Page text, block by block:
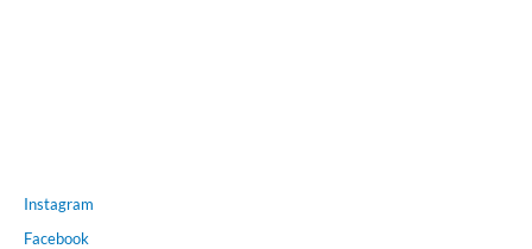
Instagram
Facebook